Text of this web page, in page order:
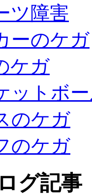
ツ障害
ーのケガ
ケガ
ットボ
のケガ
のケガ
グ記事